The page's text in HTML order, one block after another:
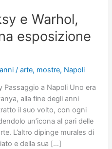
e Warhol,
esposizione
/ arte, mostre, Napoli
Passaggio a Napoli Uno era
alla fine degli anni
il suo volto, con ogni
un’icona al pari delle
L’altro dipinge murales di
e della sua […]